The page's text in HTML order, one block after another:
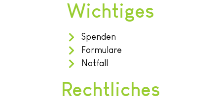
Wichtiges
Spenden
Formulare
Notfall
Rechtliches